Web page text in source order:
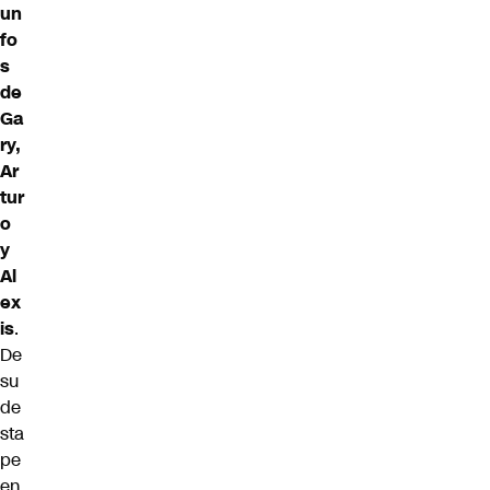
un
fo
s
de
Ga
ry,
Ar
tur
o
y
Al
ex
is.
De
su
de
sta
pe